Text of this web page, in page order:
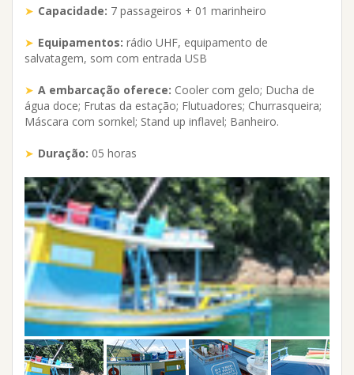
Capacidade: 7 passageiros + 01 marinheiro
Equipamentos: rádio UHF, equipamento de
salvatagem, som com entrada USB
A embarcação oferece: Cooler com gelo; Ducha de
água doce; Frutas da estação; Flutuadores; Churrasqueira;
Máscara com sornkel; Stand up inflavel; Banheiro.
Duração: 05 horas